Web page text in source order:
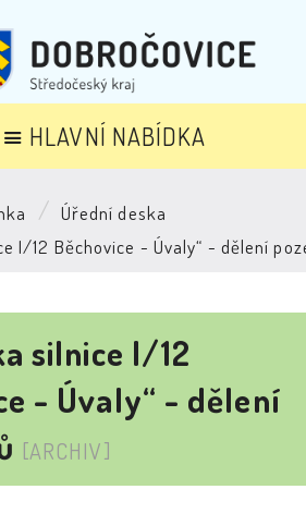
HLAVNÍ NABÍDKA
Úřední deska
I/12 Běchovice - Úvaly“ - dělení
silnice I/12
- Úvaly“ - dělení
[ARCHIV]